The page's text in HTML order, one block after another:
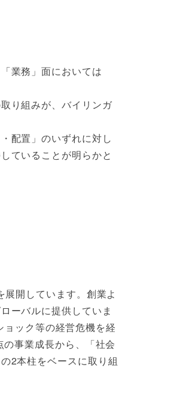
業務」面においては
り組みが、バイリンガ
配置」のいずれに対し
ていることが明らかと
開しています。創業よ
ーバルに提供していま
ック等の経営危機を経
事業成長から、「社会
2本柱をベースに取り組